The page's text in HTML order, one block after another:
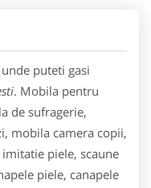
puteti gasi
. Mobila pentru
de sufragerie,
mobila camera copii,
piele, scaune
piele, canapele